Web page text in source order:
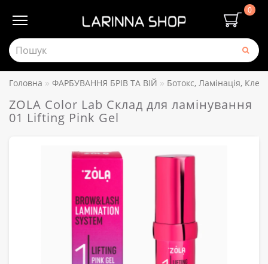
0
Головна ФАРБУВАННЯ БРІВ ТА ВІЙ Ботокс, Ламінація, Клей
ZOLA Color Lab Склад для ламінування
01 Lifting Pink Gel